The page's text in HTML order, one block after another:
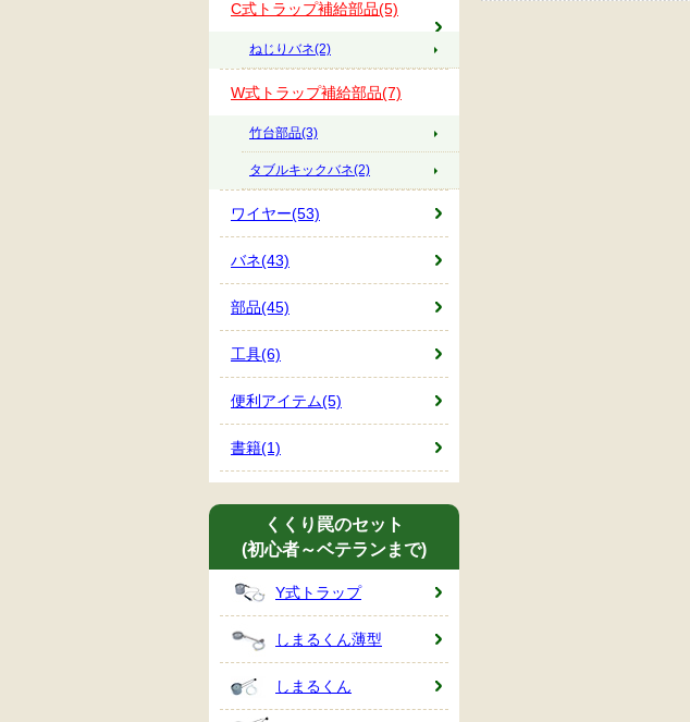
C式トラップ補給部品(5)
ねじりバネ(2)
W式トラップ補給部品(7)
竹台部品(3)
タブルキックバネ(2)
ワイヤー(53)
バネ(43)
部品(45)
工具(6)
便利アイテム(5)
書籍(1)
くくり罠のセット
(初心者～ベテランまで)
Y式トラップ
しまるくん薄型
しまるくん